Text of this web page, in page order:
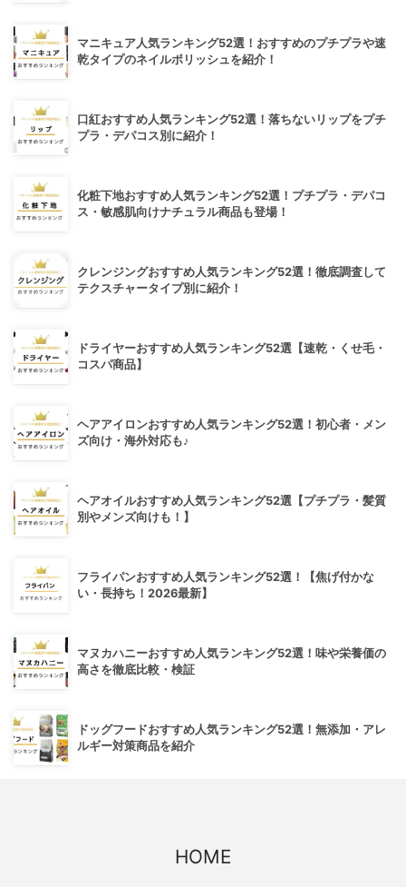
マニキュア人気ランキング52選！おすすめのプチプラや速
乾タイプのネイルポリッシュを紹介！
口紅おすすめ人気ランキング52選！落ちないリップをプチ
プラ・デパコス別に紹介！
化粧下地おすすめ人気ランキング52選！プチプラ・デパコ
ス・敏感肌向けナチュラル商品も登場！
クレンジングおすすめ人気ランキング52選！徹底調査して
テクスチャータイプ別に紹介！
ドライヤーおすすめ人気ランキング52選【速乾・くせ毛・
コスパ商品】
ヘアアイロンおすすめ人気ランキング52選！初心者・メン
ズ向け・海外対応も♪
ヘアオイルおすすめ人気ランキング52選【プチプラ・髪質
別やメンズ向けも！】
フライパンおすすめ人気ランキング52選！【焦げ付かな
い・長持ち！2026最新】
マヌカハニーおすすめ人気ランキング52選！味や栄養価の
高さを徹底比較・検証
ドッグフードおすすめ人気ランキング52選！無添加・アレ
ルギー対策商品を紹介
HOME